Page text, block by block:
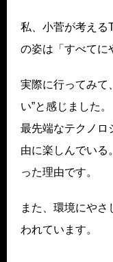
私、小菅が考える
の姿は「すべてに
実際に行ってみて
い”と感じました。
最先端なテクノロ
由に楽しんでいる
った理由です。
また、環境にや
われています。